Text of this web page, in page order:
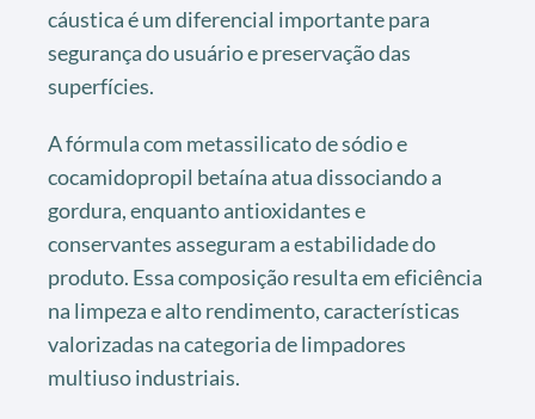
cáustica é um diferencial importante para
segurança do usuário e preservação das
superfícies.
A fórmula com metassilicato de sódio e
cocamidopropil betaína atua dissociando a
gordura, enquanto antioxidantes e
conservantes asseguram a estabilidade do
produto. Essa composição resulta em eficiência
na limpeza e alto rendimento, características
valorizadas na categoria de limpadores
multiuso industriais.